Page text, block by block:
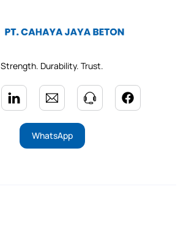
Strength. Durability. Trust.
WhatsApp